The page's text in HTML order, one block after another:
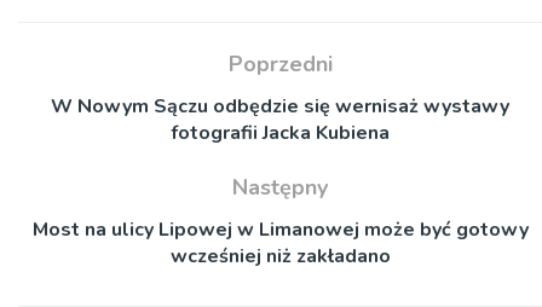
Poprzedni
W Nowym Sączu odbędzie się wernisaż wystawy
fotografii Jacka Kubiena
Następny
Most na ulicy Lipowej w Limanowej może być gotowy
wcześniej niż zakładano